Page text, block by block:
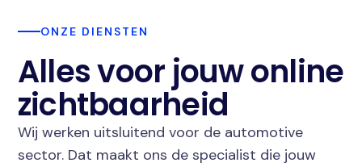
ONZE DIENSTEN
Alles voor jouw online
zichtbaarheid
Wij werken uitsluitend voor de automotive
sector. Dat maakt ons de specialist die jouw